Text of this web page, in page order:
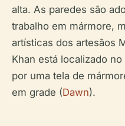
alta. As paredes são
trabalho em mármore,
artísticas dos artesãos
Khan está localizado
por uma tela de
em grade (Dawn).